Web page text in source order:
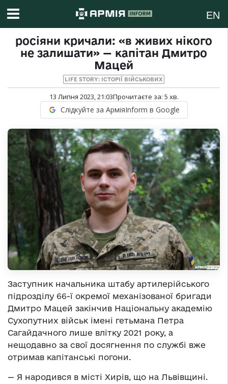
EN
росіяни кричали: «в живих нікого
не залишати» — капітан Дмитро
Мацей
LIFE STORY: ІСТОРІЇ ВІЙСЬКОВИХ
13 Липня 2023, 21:03Прочитаєте за: 5 хв.
Слідкуйте за АрміяInform в Google
Заступник начальника штабу артилерійського
підрозділу 66-ї окремої механізованої бригади
Дмитро Мацей закінчив Національну академію
Сухопутних військ імені гетьмана Петра
Сагайдачного лише влітку 2021 року, а
нещодавно за свої досягнення по службі вже
отримав капітанські погони.
— Я народився в місті Хирів, що на Львівщині.